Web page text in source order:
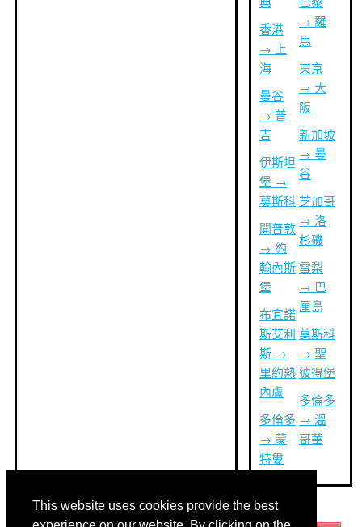
This website uses cookies provide the best
香港
→ 上
海
曼谷
→ 普
吉
伊斯坦
堡 →
莫斯科
開普敦
→ 約
翰內斯
堡
布宜諾
斯艾利
斯 →
里約熱
內盧
多倫多
→ 蒙
特婁
→ 羅
馬
東京
→ 大
阪
新加坡
→ 曼
谷
芝加哥
→ 洛
杉磯
雪梨
→ 巴
厘島
莫斯科
→ 聖
彼得堡
多倫多
→ 溫
哥華
其他語言: